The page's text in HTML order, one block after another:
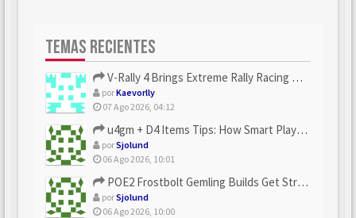
TEMAS RECIENTES
V-Rally 4 Brings Extreme Rally Racing With Challenging Track...
porKaevorlly
07 Ago 2026, 04:12
u4gm + D4 Items Tips: How Smart Players Optimize Gear, Build...
porSjolund
06 Ago 2026, 10:01
POE2 Frostbolt Gemling Builds Get Stronger With u4gm’s Ice C...
porSjolund
06 Ago 2026, 10:00